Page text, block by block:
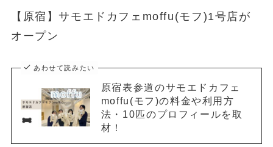
【原宿】サモエドカフェmoffu(モフ)1号店が
オープン
あわせて読みたい
原宿表参道のサモエドカフェ
moffu(モフ)の料金や利用方
法・10匹のプロフィールを取
材！